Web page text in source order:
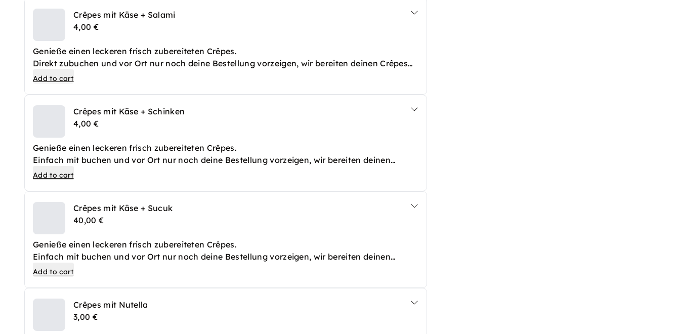
Crêpes mit Käse + Salami
4,00 €
Genieße einen leckeren frisch zubereiteten Crêpes.
Direkt zubuchen und vor Ort nur noch deine Bestellung vorzeigen, wir bereiten deinen Crêpes
dann frisch zu.
Add to cart
Crêpes mit Käse + Schinken
4,00 €
Genieße einen leckeren frisch zubereiteten Crêpes.
Einfach mit buchen und vor Ort nur noch deine Bestellung vorzeigen, wir bereiten deinen
Crêpes dann frisch zu.
Add to cart
Crêpes mit Käse + Sucuk
40,00 €
Genieße einen leckeren frisch zubereiteten Crêpes.
Einfach mit buchen und vor Ort nur noch deine Bestellung vorzeigen, wir bereiten deinen
Crêpes dann frisch zu.
Add to cart
Crêpes mit Nutella
3,00 €